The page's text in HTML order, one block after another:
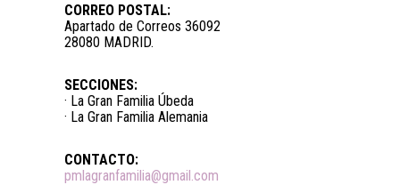
CORREO POSTAL:
Apartado de Correos 36092
28080 MADRID.
SECCIONES:
· La Gran Familia Úbeda
· La Gran Familia Alemania
CONTACTO:
pmlagranfamilia@gmail.com